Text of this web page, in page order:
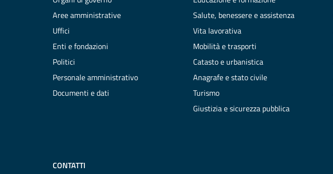
Aree amministrative
Uffici
Enti e fondazioni
Politici
Personale amministrativo
Documenti e dati
Salute, benessere e assistenza
Vita lavorativa
Mobilità e trasporti
Catasto e urbanistica
Anagrafe e stato civile
Turismo
Giustizia e sicurezza pubblica
CONTATTI